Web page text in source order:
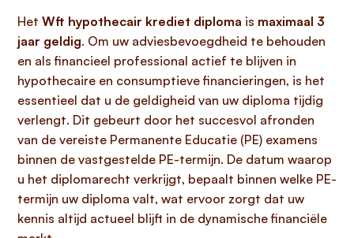
Het Wft hypothecair krediet diploma is maximaal 3
jaar geldig. Om uw adviesbevoegdheid te behouden
en als financieel professional actief te blijven in
hypothecaire en consumptieve financieringen, is het
essentieel dat u de geldigheid van uw diploma tijdig
verlengt. Dit gebeurt door het succesvol afronden
van de vereiste Permanente Educatie (PE) examens
binnen de vastgestelde PE-termijn. De datum waarop
u het diplomarecht verkrijgt, bepaalt binnen welke PE-
termijn uw diploma valt, wat ervoor zorgt dat uw
kennis altijd actueel blijft in de dynamische financiële